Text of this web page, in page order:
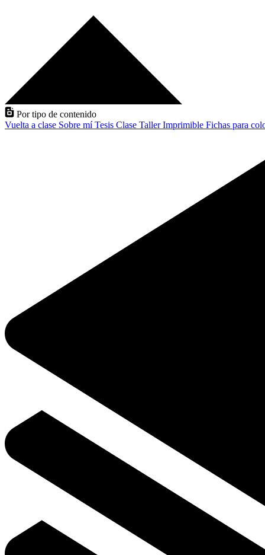
Por tipo de contenido
Vuelta a clase Sobre míTesis Clase TallerImprimible Fichas para